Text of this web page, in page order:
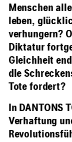
Menschen
leben,
verhungern?
Diktatur
Gleichheit
die
Tote fordert?
In DANTONS
Verhaftung